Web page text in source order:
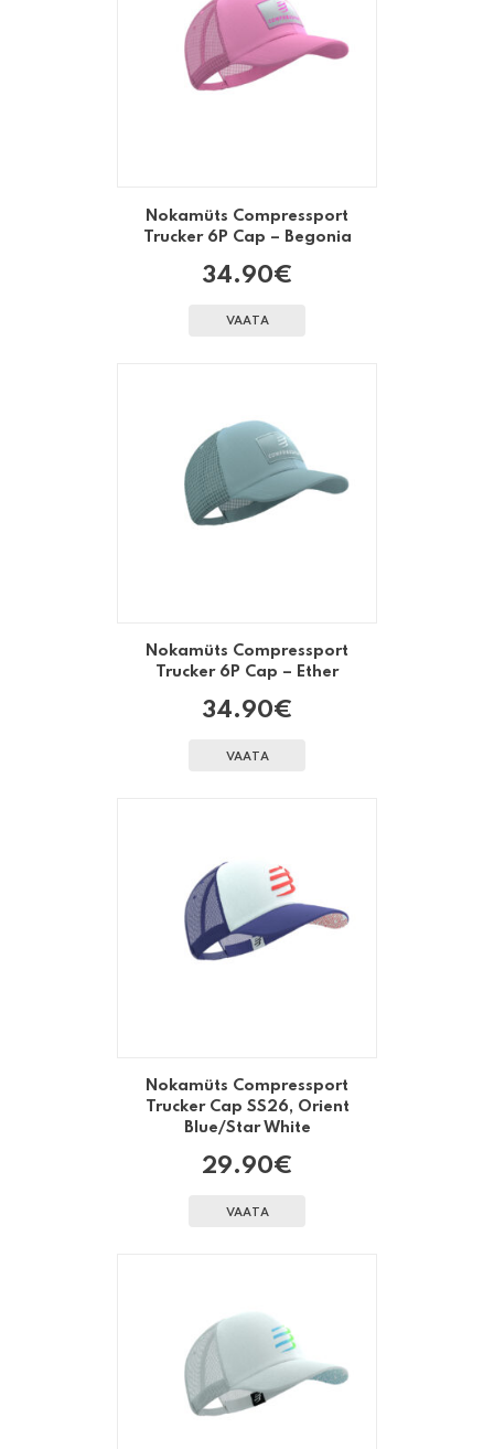
Nokamüts Compressport
Trucker 6P Cap – Begonia
34.90€
VAATA
Nokamüts Compressport
Trucker 6P Cap – Ether
34.90€
VAATA
Nokamüts Compressport
Trucker Cap SS26, Orient
Blue/Star White
29.90€
VAATA